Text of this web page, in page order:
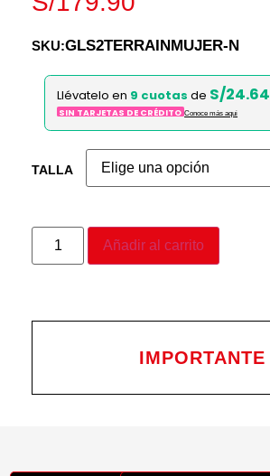
SKU:GLS2TERRAINMUJER-N
Llévatelo en 9 cuotas de S/24.64
SIN TARJETAS DE CRÉDITO Conoce más aqui
TALLA
Añadir al carrito
IMPORTANTE